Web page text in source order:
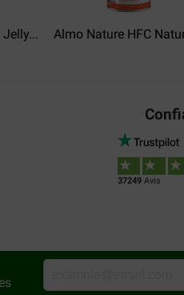
Almo Nature HFC
37249Avis